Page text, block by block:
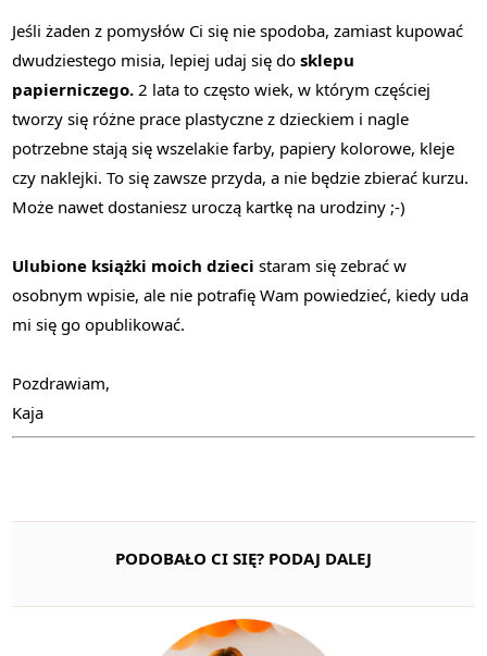
Jeśli żaden z pomysłów Ci się nie spodoba, zamiast kupować
dwudziestego misia, lepiej udaj się dosklepu
papierniczego. 2 lata to często wiek, w którym częściej
tworzy się różne prace plastyczne z dzieckiem i nagle
potrzebne stają się wszelakie farby, papiery kolorowe, kleje
czy naklejki. To się zawsze przyda, a nie będzie zbierać kurzu.
Może nawet dostaniesz uroczą kartkę na urodziny ;-)
Ulubione książki moich dziecistaram się zebrać w
osobnym wpisie, ale nie potrafię Wam powiedzieć, kiedy uda
mi się go opublikować.
Pozdrawiam,
Kaja
PODOBAŁO CI SIĘ? PODAJ DALEJ